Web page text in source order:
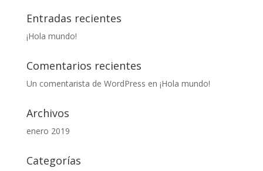
Entradas recientes
¡Hola mundo!
Comentarios recientes
Un comentarista de WordPress en ¡Hola mundo!
Archivos
enero 2019
Categorías